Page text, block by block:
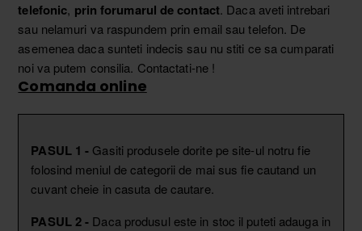
telefonic, prin forumarul de contact. Daca aveti intrebari
sau nelamuri va raspundem prin email sau telefon. De
asemenea daca sunteti indecis sau nu stiti ce sa cumparati
noi va putem consilia. Contactati-ne !
Comanda online
PASUL 1 - Gasiti produsele dorite pe site-ul notru fie
folosind meniul de categorii de mai sus fie cautand un
cuvant cheie in casuta de cautare.
PASUL 2 - Daca produsul este in stoc il puteti adauga in